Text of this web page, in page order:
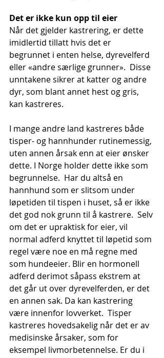
Det er ikke kun opp til eier
Når det gjelder kastrering, er dette
imidlertid tillatt hvis det er
begrunnet i enten helse, dyrevelferd
eller «andre særlige grunner».  Disse
unntakene sikrer at katter og andre
dyr, som blant annet hest og gris,
kan kastreres.
I mange andre land kastreres både
tisper- og hannhunder rutinemessig,
uten annen årsak enn at eier ønsker
dette. I Norge holder dette ikke som
begrunnelse.  Har du altså en
hannhund som er slitsom under
løpetiden til tispen i huset, så er ikke
det god nok grunn til å kastrere.  Selv
om det er upraktisk for eier, vil
normal adferd knyttet til løpetid som
regel være noe en må regne med
som hundeeier. Blir en hormonell
adferd derimot såpass ekstrem at
det går ut over dyrevelferden, er det
en annen sak. Da kan kastrering
være innenfor lovverket.  Tisper
kastreres hovedsakelig når det er av
medisinske årsaker, som for
eksempel livmorbetennelse. Er du i